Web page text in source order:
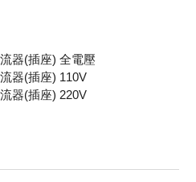
器(插座) 全電壓
器(插座) 110V
器(插座) 220V